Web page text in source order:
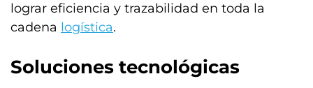
lograr eficiencia y trazabilidad en toda la
cadena logística.
Soluciones tecnológicas